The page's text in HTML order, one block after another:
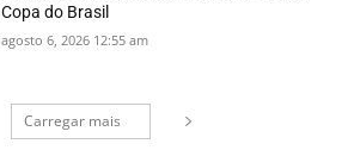
Copa do Brasil
agosto 6, 2026 12:55 am
Carregar mais